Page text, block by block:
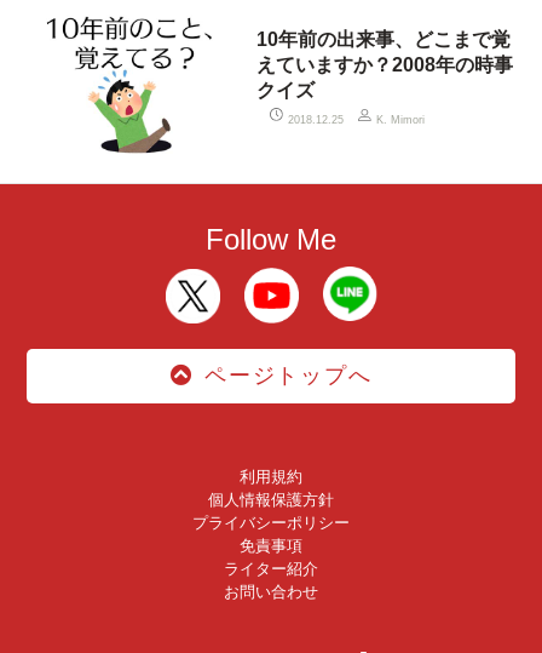
10年前の出来事、どこまで覚
えていますか？2008年の時事
クイズ
2018.12.25 K. Mimori
Follow Me
ページトップへ
利用規約
個人情報保護方針
プライバシーポリシー
免責事項
ライター紹介
お問い合わせ